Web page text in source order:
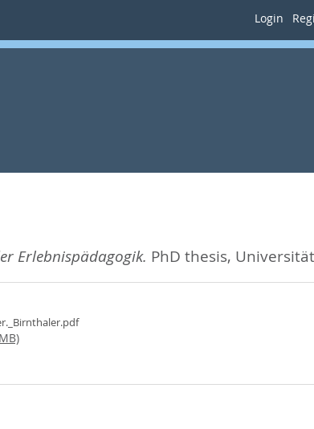
Login
Erlebnispädagogik. PhD thesis,